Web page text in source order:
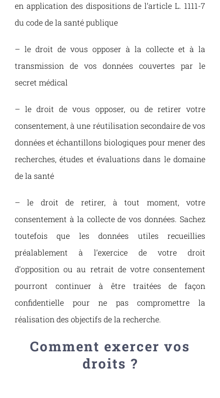
en application des dispositions de l’article L. 1111-7
du code de la santé publique
– le droit de vous opposer à la collecte et à la
transmission de vos données couvertes par le
secret médical
– le droit de vous opposer, ou de retirer votre
consentement, à une réutilisation secondaire de vos
données et échantillons biologiques pour mener des
recherches, études et évaluations dans le domaine
de la santé
– le droit de retirer, à tout moment, votre
consentement à la collecte de vos données. Sachez
toutefois que les données utiles recueillies
préalablement à l’exercice de votre droit
d’opposition ou au retrait de votre consentement
pourront continuer à être traitées de façon
confidentielle pour ne pas compromettre la
réalisation des objectifs de la recherche.
Comment exercer vos
droits ?